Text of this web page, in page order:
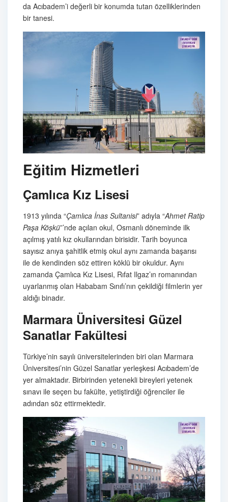
da Acıbadem’i değerli bir konumda tutan özelliklerinden
bir tanesi.
Eğitim Hizmetleri
Çamlıca Kız Lisesi
1913 yılında “Çamlıca İnas Sultanisi” adıyla “Ahmet Ratip
Paşa Köşkü”’nde açılan okul, Osmanlı döneminde ilk
açılmış yatılı kız okullarından birisidir. Tarih boyunca
sayısız anıya şahitlik etmiş okul aynı zamanda başarısı
ile de kendinden söz ettiren köklü bir okuldur. Aynı
zamanda Çamlıca Kız Lisesi, Rıfat Ilgaz’ın romanından
uyarlanmış olan Hababam Sınıfı’nın çekildiği filmlerin yer
aldığı binadır.
Marmara Üniversitesi Güzel
Sanatlar Fakültesi
Türkiye’nin sayılı üniversitelerinden biri olan Marmara
Üniversitesi’nin Güzel Sanatlar yerleşkesi Acıbadem’de
yer almaktadır. Birbirinden yetenekli bireyleri yetenek
sınavı ile seçen bu fakülte, yetiştirdiği öğrenciler ile
adından söz ettirmektedir.